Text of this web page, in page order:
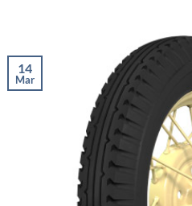
14
Mar